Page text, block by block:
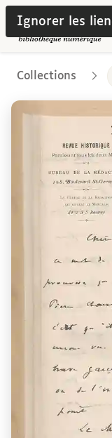
Ignorer les
Collections